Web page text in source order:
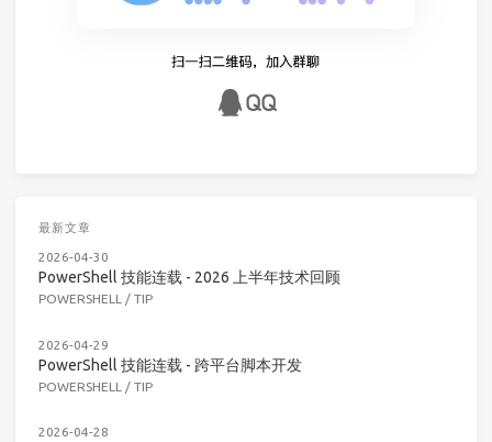
最新文章
2026-04-30
PowerShell 技能连载 - 2026 上半年技术回顾
POWERSHELL / TIP
2026-04-29
PowerShell 技能连载 - 跨平台脚本开发
POWERSHELL / TIP
2026-04-28